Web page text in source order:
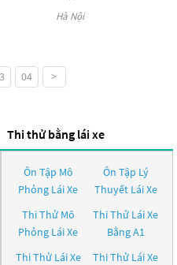
Hà Nội
04 >
Thi thử bằng lái xe
Ôn Tập Mô
Phỏng Lái Xe
Ôn Tập Lý
Thuyết Lái Xe
Thi Thử Mô
Phỏng Lái Xe
Thi Thử Lái Xe
Bằng A1
Thi Thử Lái Xe
Thi Thử Lái Xe